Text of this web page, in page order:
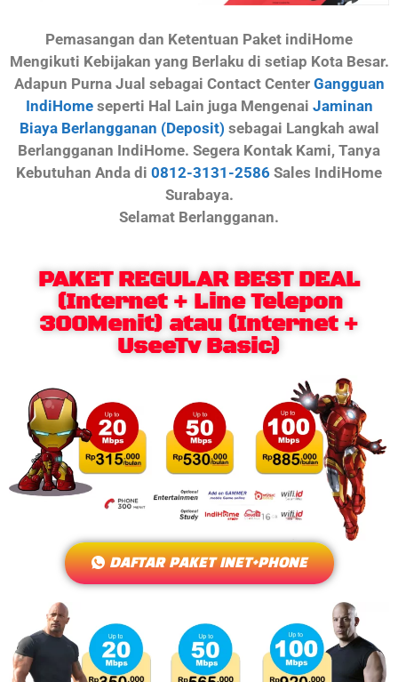
Pemasangan dan Ketentuan Paket indiHome
Mengikuti Kebijakan yang Berlaku di setiap Kota Besar.
Adapun Purna Jual sebagai Contact Center Gangguan
IndiHomeseperti Hal Lain juga Mengenai Jaminan
Biaya Berlangganan (Deposit) sebagai Langkah awal
Berlangganan IndiHome. Segera Kontak Kami, Tanya
Kebutuhan Anda di 0812-3131-2586 Sales IndiHome
Surabaya.
Selamat Berlangganan.
PAKET REGULAR BEST DEAL
(Internet + Line Telepon
300Menit) atau (Internet +
UseeTv Basic)
DAFTAR PAKET INET+PHONE